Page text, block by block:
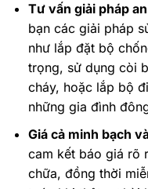
Tư vấn giải pháp
bạn các giải pháp
như lắp đặt bộ
trọng, sử dụng còi
cháy, hoặc lắp bộ
những gia đình
Giá cả minh bạch
cam kết báo giá rõ
chữa, đồng thời